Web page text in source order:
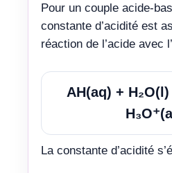
Pour un couple acide-
constante d’acidité est
réaction de l’acide avec
AH(aq) +
La constante d’acidité